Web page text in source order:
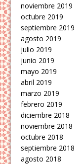
noviembre 2019
octubre 2019
septiembre 2019
agosto 2019
julio 2019
junio 2019
mayo 2019
abril 2019
marzo 2019
febrero 2019
diciembre 2018
noviembre 2018
octubre 2018
septiembre 2018
agosto 2018